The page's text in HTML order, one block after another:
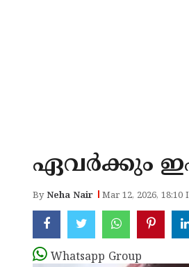
ഏവർക്കും
ByNeha Nair Mar 12, 2026, 18:10
Whatsapp Group